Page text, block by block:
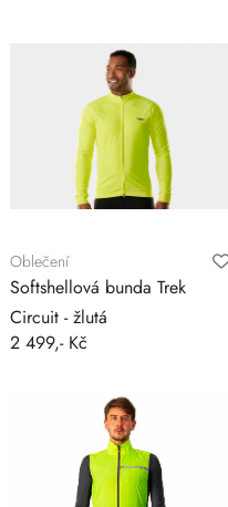
Oblečení
Softshellová bunda Trek
Circuit - žlutá
2 499,- Kč